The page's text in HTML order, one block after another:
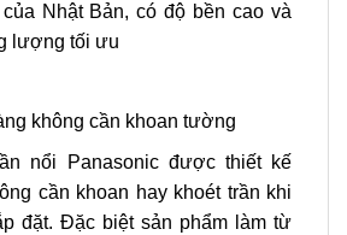
Nhật Bản, có độ bền cao và
lượng tối ưu
không cần khoan tường
nổi Panasonic được thiết kế
cần khoan hay khoét trần khi
đặt. Đặc biệt sản phẩm làm từ